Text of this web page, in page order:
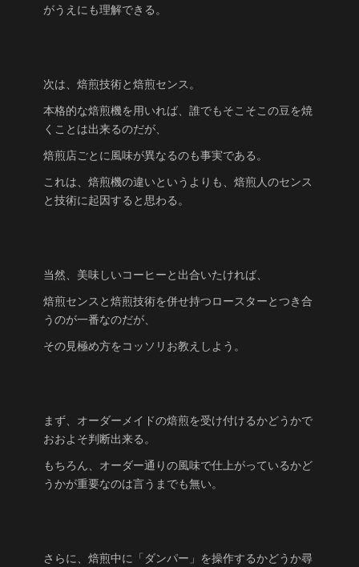
がうえにも理解できる。
次は、焙煎技術と焙煎センス。
本格的な焙煎機を用いれば、誰でもそこそこの豆を焼
くことは出来るのだが、
焙煎店ごとに風味が異なるのも事実である。
これは、焙煎機の違いというよりも、焙煎人のセンス
と技術に起因すると思わる。
当然、美味しいコーヒーと出合いたければ、
焙煎センスと焙煎技術を併せ持つロースターとつき合
うのが一番なのだが、
その見極め方をコッソリお教えしよう。
まず、オーダーメイドの焙煎を受け付けるかどうかで
おおよそ判断出来る。
もちろん、オーダー通りの風味で仕上がっているかど
うかが重要なのは言うまでも無い。
さらに、焙煎中に「ダンパー」を操作するかどうか尋